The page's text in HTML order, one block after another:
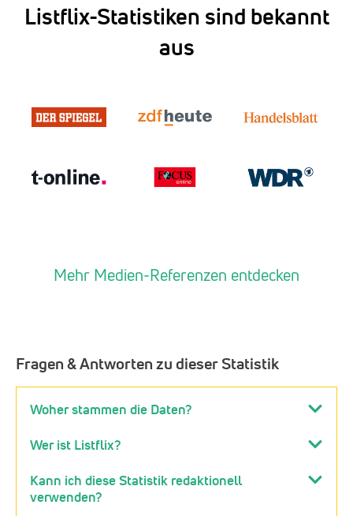
Listflix-Statistiken sind bekannt
aus
Mehr Medien-Referenzen entdecken
Fragen & Antworten zu dieser Statistik
Woher stammen die Daten?
Wer ist Listflix?
Kann ich diese Statistik redaktionell
verwenden?